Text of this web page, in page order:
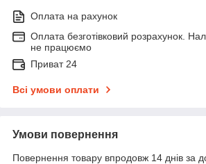
Оплата на рахунок
Оплата безготівковий розрахунок.
не працюємо
Приват 24
Всі умови оплати
Умови повернення
Повернення товару впродовж 14 днів за